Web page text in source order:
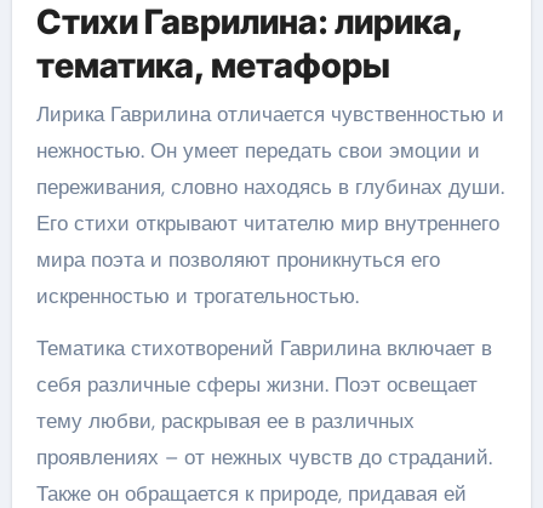
Стихи Гаврилина: лирика,
тематика, метафоры
Лирика Гаврилина отличается чувственностью и
нежностью. Он умеет передать свои эмоции и
переживания, словно находясь в глубинах души.
Его стихи открывают читателю мир внутреннего
мира поэта и позволяют проникнуться его
искренностью и трогательностью.
Тематика стихотворений Гаврилина включает в
себя различные сферы жизни. Поэт освещает
тему любви, раскрывая ее в различных
проявлениях – от нежных чувств до страданий.
Также он обращается к природе, придавая ей